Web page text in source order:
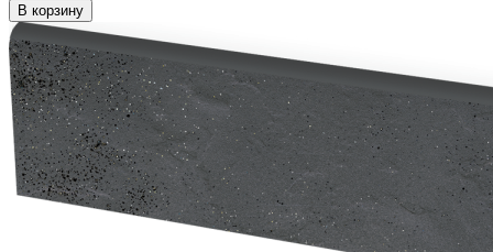
В корзину